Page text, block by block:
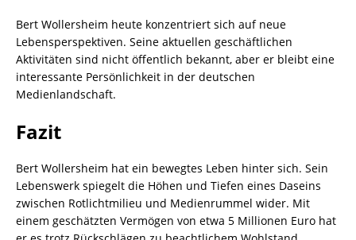
Bert Wollersheim heute konzentriert sich auf neue
Lebensperspektiven. Seine aktuellen geschäftlichen
Aktivitäten sind nicht öffentlich bekannt, aber er bleibt eine
interessante Persönlichkeit in der deutschen
Medienlandschaft.
Fazit
Bert Wollersheim hat ein bewegtes Leben hinter sich. Sein
Lebenswerk spiegelt die Höhen und Tiefen eines Daseins
zwischen Rotlichtmilieu und Medienrummel wider. Mit
einem geschätzten Vermögen von etwa 5 Millionen Euro hat